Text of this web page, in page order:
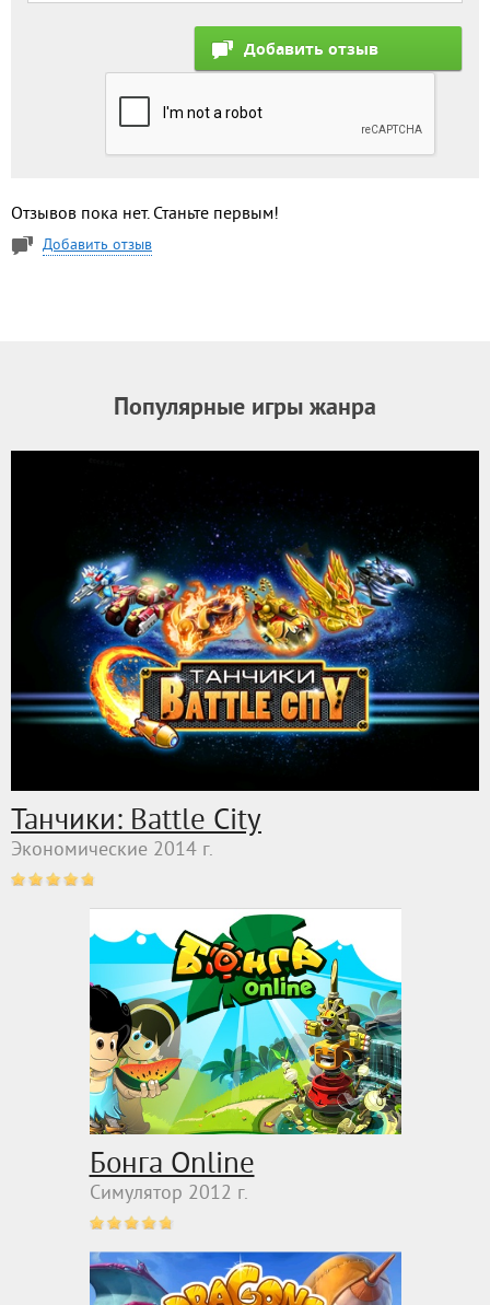
Отзывов пока нет. Станьте первым!
Добавить отзыв
Популярные игры жанра
Танчики: Battle City
Экономические 2014 г.
Бонга Online
Симулятор 2012 г.